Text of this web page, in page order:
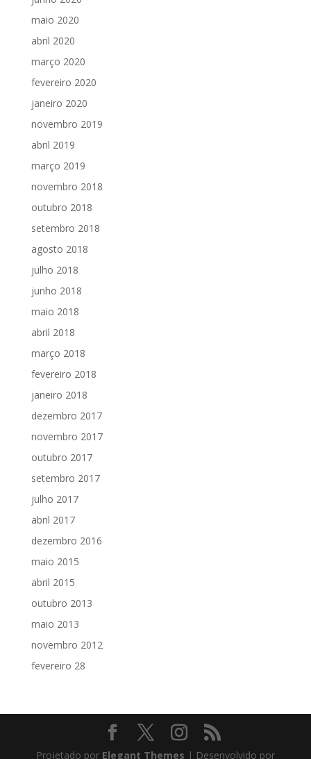
maio 2020
abril 2020
março 2020
fevereiro 2020
janeiro 2020
novembro 2019
abril 2019
março 2019
novembro 2018
outubro 2018
setembro 2018
agosto 2018
julho 2018
junho 2018
maio 2018
abril 2018
março 2018
fevereiro 2018
janeiro 2018
dezembro 2017
novembro 2017
outubro 2017
setembro 2017
julho 2017
abril 2017
dezembro 2016
maio 2015
abril 2015
outubro 2013
maio 2013
novembro 2012
fevereiro 28
Projetado por Elegant Themes | Desenvolvido por